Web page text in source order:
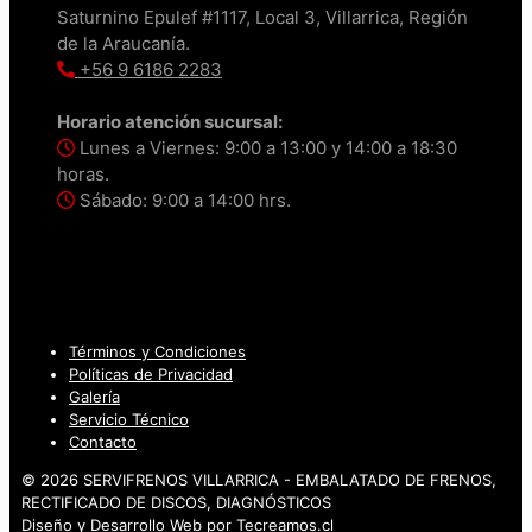
Saturnino Epulef #1117, Local 3, Villarrica, Región
de la Araucanía.
+56 9 6186 2283
Horario atención sucursal:
Lunes a Viernes: 9:00 a 13:00 y 14:00 a 18:30
horas.
Sábado: 9:00 a 14:00 hrs.
Términos y Condiciones
Políticas de Privacidad
Galería
Servicio Técnico
Contacto
© 2026 SERVIFRENOS VILLARRICA - EMBALATADO DE FRENOS,
RECTIFICADO DE DISCOS, DIAGNÓSTICOS
Diseño y Desarrollo Web por Tecreamos.cl